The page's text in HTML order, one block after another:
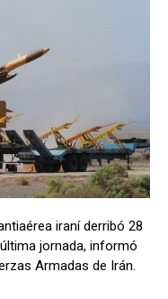
iraní derribó 28
jornada, informó
Armadas de Irán.